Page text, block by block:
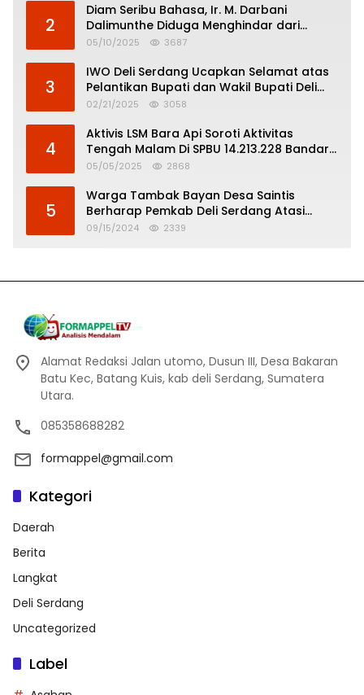
2
Diam Seribu Bahasa, Ir. M. Darbani
Dalimunthe Diduga Menghindar dari
Pertanggungjawaban Politik
05/10/2025 3687
3
IWO Deli Serdang Ucapkan Selamat atas
Pelantikan Bupati dan Wakil Bupati Deli
Serdang
02/21/2025 3058
4
Aktivis LSM Bara Api Soroti Aktivitas
Tengah Malam Di SPBU 14.213.228 Bandar
Tinggi
05/05/2025 2868
5
Warga Tambak Bayan Desa Saintis
Berharap Pemkab Deli Serdang Atasi
Banjir
09/15/2024 2339
Alamat Redaksi Jalan utomo, Dusun III, Desa Bakaran
Batu Kec, Batang Kuis, kab deli Serdang, Sumatera
Utara.
085358688282
formappel@gmail.com
Kategori
Daerah
Berita
Langkat
Deli Serdang
Uncategorized
Label